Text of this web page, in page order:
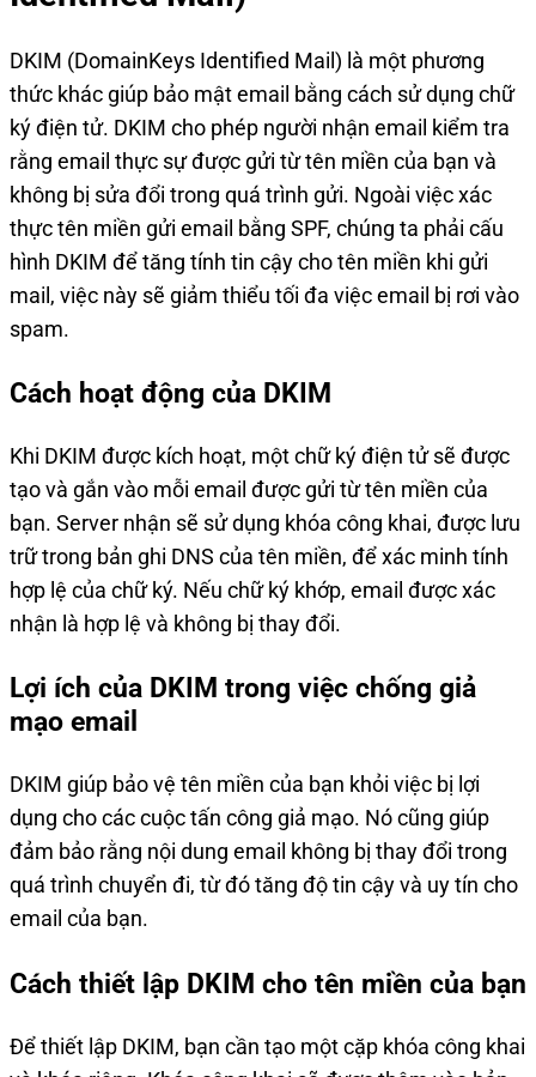
DKIM (DomainKeys Identified Mail) là một phương
thức khác giúp bảo mật email bằng cách sử dụng chữ
ký điện tử. DKIM cho phép người nhận email kiểm tra
rằng email thực sự được gửi từ tên miền của bạn và
không bị sửa đổi trong quá trình gửi. Ngoài việc xác
thực tên miền gửi email bằng SPF, chúng ta phải cấu
hình DKIM để tăng tính tin cậy cho tên miền khi gửi
mail, việc này sẽ giảm thiểu tối đa việc email bị rơi vào
spam.
Cách hoạt động của DKIM
Khi DKIM được kích hoạt, một chữ ký điện tử sẽ được
tạo và gắn vào mỗi email được gửi từ tên miền của
bạn. Server nhận sẽ sử dụng khóa công khai, được lưu
trữ trong bản ghi DNS của tên miền, để xác minh tính
hợp lệ của chữ ký. Nếu chữ ký khớp, email được xác
nhận là hợp lệ và không bị thay đổi.
Lợi ích của DKIM trong việc chống giả
mạo email
DKIM giúp bảo vệ tên miền của bạn khỏi việc bị lợi
dụng cho các cuộc tấn công giả mạo. Nó cũng giúp
đảm bảo rằng nội dung email không bị thay đổi trong
quá trình chuyển đi, từ đó tăng độ tin cậy và uy tín cho
email của bạn.
Cách thiết lập DKIM cho tên miền của bạn
Để thiết lập DKIM, bạn cần tạo một cặp khóa công khai